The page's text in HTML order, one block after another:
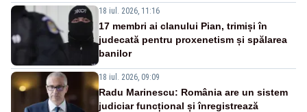
18 iul. 2026, 11:16
17 membri ai clanului Pian, trimiși în
judecată pentru proxenetism și spălarea
banilor
18 iul. 2026, 09:09
Radu Marinescu: România are un sistem
judiciar funcțional și înregistrează